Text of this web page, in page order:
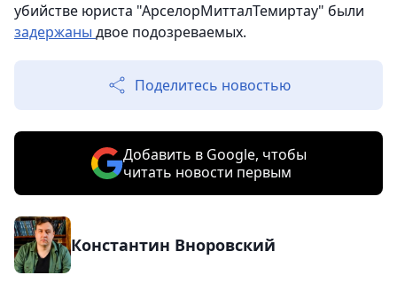
убийстве юриста "АрселорМитталТемиртау" были
задержаны двое подозреваемых.
Поделитесь новостью
Добавить в Google, чтобы
читать новости первым
Константин Вноровский